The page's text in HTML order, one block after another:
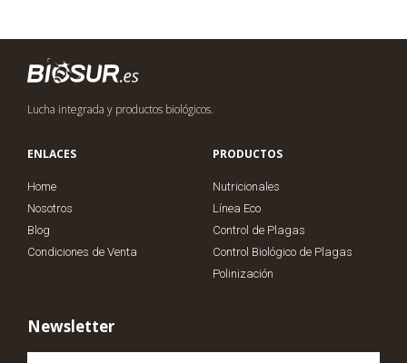
Lucha integrada y productos biológicos.
ENLACES
Home
Nosotros
Blog
Condiciones de Venta
PRODUCTOS
Nutricionales
Línea Eco
Control de Plagas
Control Biológico de Plagas
Polinización
Newsletter